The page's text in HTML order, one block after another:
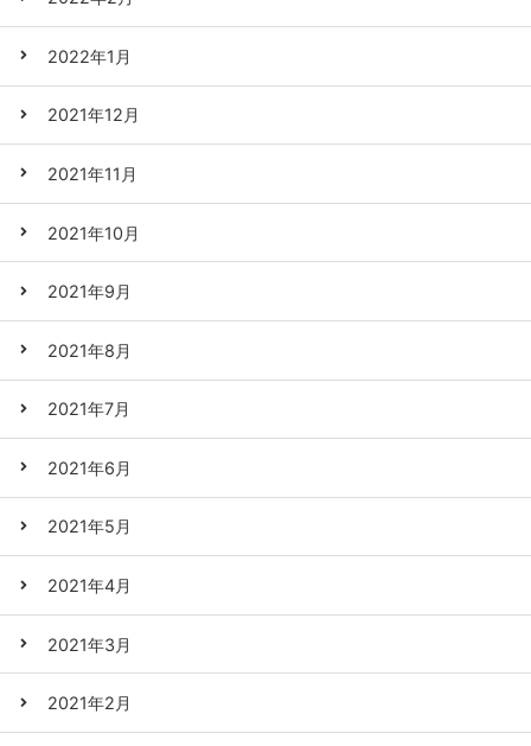
2022年1月
2021年12月
2021年11月
2021年10月
2021年9月
2021年8月
2021年7月
2021年6月
2021年5月
2021年4月
2021年3月
2021年2月